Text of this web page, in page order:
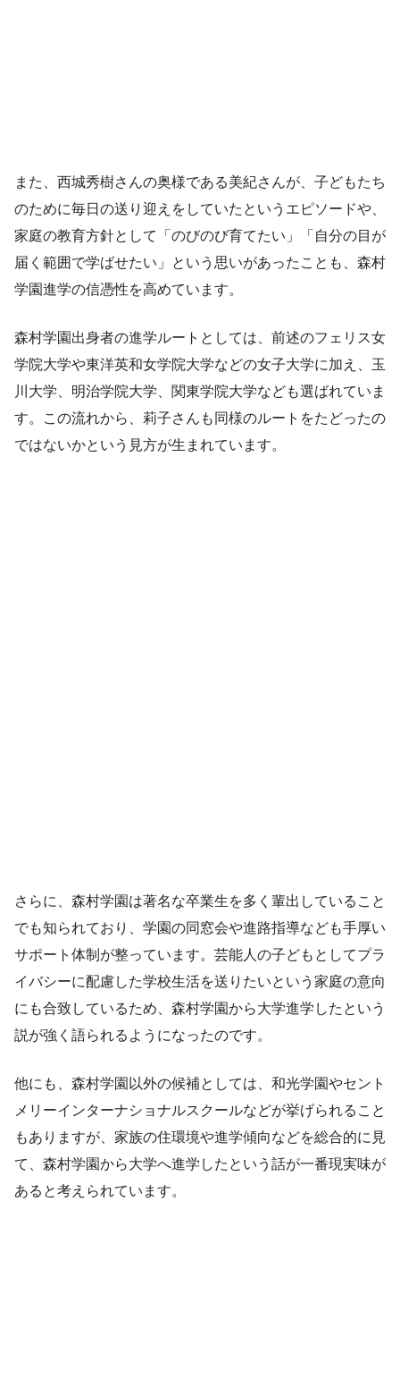
また、西城秀樹さんの奥様である美紀さんが、子どもたち
のために毎日の送り迎えをしていたというエピソードや、
家庭の教育方針として「のびのび育てたい」「自分の目が
届く範囲で学ばせたい」という思いがあったことも、森村
学園進学の信憑性を高めています。
森村学園出身者の進学ルートとしては、前述のフェリス女
学院大学や東洋英和女学院大学などの女子大学に加え、玉
川大学、明治学院大学、関東学院大学なども選ばれていま
す。この流れから、莉子さんも同様のルートをたどったの
ではないかという見方が生まれています。
さらに、森村学園は著名な卒業生を多く輩出していること
でも知られており、学園の同窓会や進路指導なども手厚い
サポート体制が整っています。芸能人の子どもとしてプラ
イバシーに配慮した学校生活を送りたいという家庭の意向
にも合致しているため、森村学園から大学進学したという
説が強く語られるようになったのです。
他にも、森村学園以外の候補としては、和光学園やセント
メリーインターナショナルスクールなどが挙げられること
もありますが、家族の住環境や進学傾向などを総合的に見
て、森村学園から大学へ進学したという話が一番現実味が
あると考えられています。